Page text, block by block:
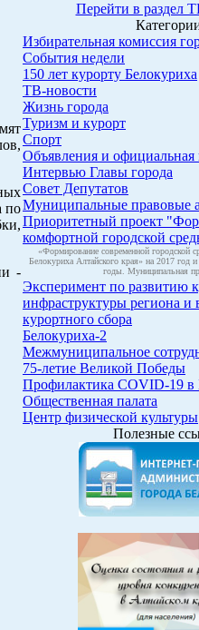
по
-
Перейти в раздел
Избирательная комиссия
События недели
150 лет курорту Белокуриха
ТВ-новости
Жизнь города
Туризм и курорт
Спорт
Объявления и
Интервью Главы города
Совет Депутатов
Муниципальные правовые
Приоритетный проект
комфортной городской
«Формирование современной городской
Белокуриха Алтайского края» на 2017 год
годы. Муниципальная
Эксперимент по развитию
инфраструктуры региона и
курортного сбора
Белокуриха-2
Межмуниципальное
75-летие Великой Победы
Профилактика COVID-19 в
Общественная палата
Центр физической культуры
Полезные